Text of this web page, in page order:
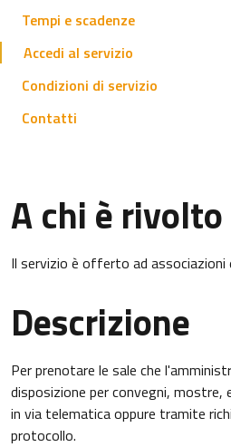
Tempi e scadenze
Accedi al servizio
Condizioni di servizio
Contatti
A chi è rivolto
Il servizio è offerto ad associazioni
Descrizione
Per prenotare le sale che
disposizione per convegni, mostre,
in via telematica oppure tramite
protocollo.